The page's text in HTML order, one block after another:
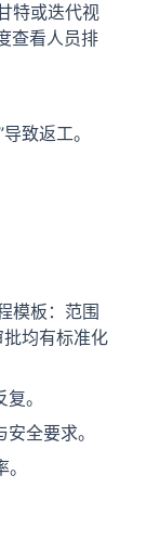
特或迭代视
查看人员排
致返工。
模板：范围
均有标准化
。
全要求。